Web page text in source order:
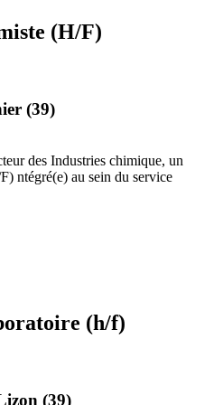
(H/F)
(39)
des Industries chimique, un
ntégré(e) au sein du service
(h/f)
(39)